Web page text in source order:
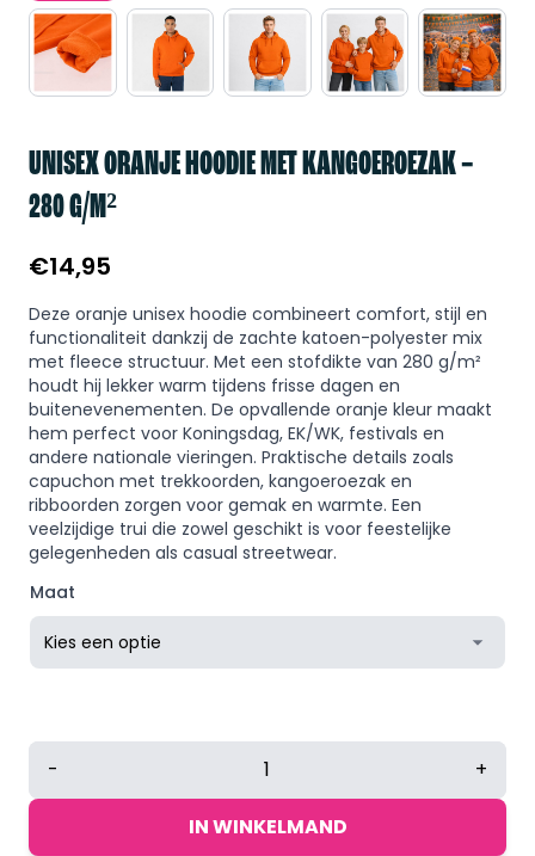
UNISEX ORANJE HOODIE MET KANGOEROEZAK –
280 G/M²
€14,95
Deze oranje unisex hoodie combineert comfort, stijl en
functionaliteit dankzij de zachte katoen-polyester mix
met fleece structuur. Met een stofdikte van 280 g/m²
houdt hij lekker warm tijdens frisse dagen en
buitenevenementen. De opvallende oranje kleur maakt
hem perfect voor Koningsdag, EK/WK, festivals en
andere nationale vieringen. Praktische details zoals
capuchon met trekkoorden, kangoeroezak en
ribboorden zorgen voor gemak en warmte. Een
veelzijdige trui die zowel geschikt is voor feestelijke
gelegenheden als casual streetwear.
Maat
Unisex
hoodie
- +
IN WINKELMAND